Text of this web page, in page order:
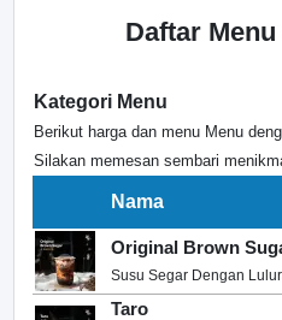
Daftar
Kategori Menu
Berikut harga dan menu Menu
Silakan memesan sembari
Nama
Original Brown
Susu Segar Dengan
Taro